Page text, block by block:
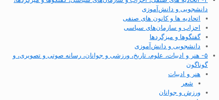
دانشجویی و دانش‌آموزی
اتحادیه ها و کانون های صنفی
احزاب و سازمان‌های سیاسی
گفتگوها و میزگردها
دانشجویی و دانش‌آموزی
۵- هنر و ادبیات، علوم، تاریخ، ورزشی و جوانان، رسانه صوتی و تصویری، و
گوناگون
هنر و ادبیات
شعر
ورزش و جوانان